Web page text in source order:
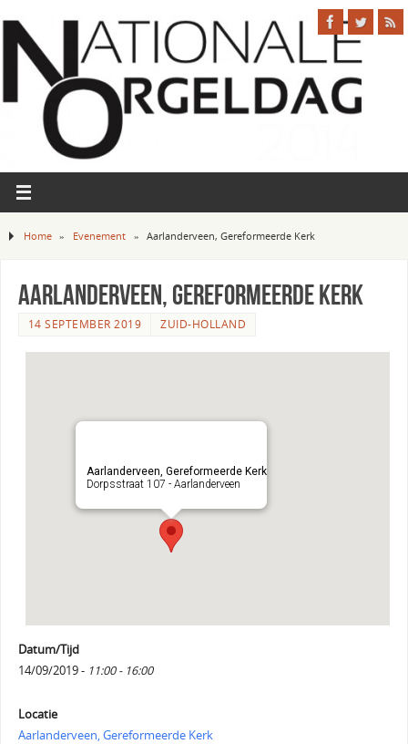
Home » Evenement » Aarlanderveen, Gereformeerde Kerk
Aarlanderveen, Gereformeerde Kerk
14 SEPTEMBER 2019 ZUID-HOLLAND
Aarlanderveen, Gereformeerde Kerk
Dorpsstraat 107 - Aarlanderveen
Datum/Tijd
14/09/2019 - 11:00 - 16:00
Locatie
Aarlanderveen, Gereformeerde Kerk